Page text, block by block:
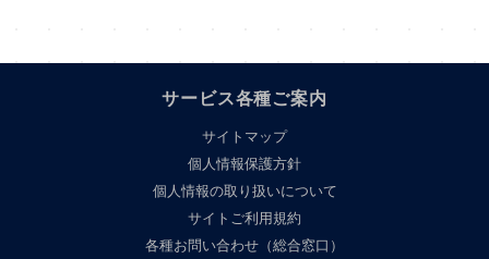
サービス各種ご案内
サイトマップ
個人情報保護方針
個人情報の取り扱いについて
サイトご利用規約
各種お問い合わせ（総合窓口）